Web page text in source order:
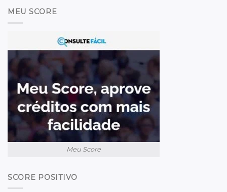
MEU SCORE
Meu Score
SCORE POSITIVO